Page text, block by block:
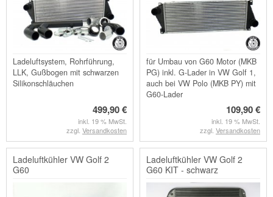
Ladeluftsystem, Rohrführung,
LLK, Gußbogen mit schwarzen
Silikonschläuchen
499,90 €
inkl. 19 % MwSt.
zzgl. Versandkosten
für Umbau von G60 Motor (MKB
PG) inkl. G-Lader in VW Golf 1,
auch bei VW Polo (MKB PY) mit
G60-Lader
109,90 €
inkl. 19 % MwSt.
zzgl. Versandkosten
Ladeluftkühler VW Golf 2
G60
Ladeluftkühler VW Golf 2
G60 KIT - schwarz